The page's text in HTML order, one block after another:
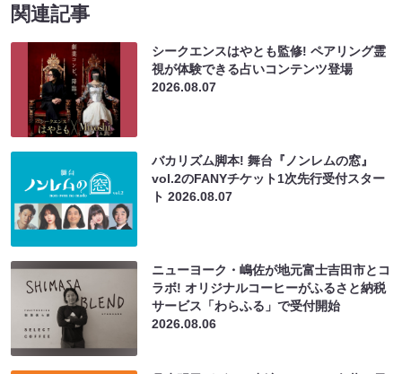
関連記事
シークエンスはやとも監修! ペアリング霊
視が体験できる占いコンテンツ登場
2026.08.07
バカリズム脚本! 舞台『ノンレムの窓』
vol.2のFANYチケット1次先行受付スター
ト2026.08.07
ニューヨーク・嶋佐が地元富士吉田市とコ
ラボ! オリジナルコーヒーがふるさと納税
サービス「わらふる」で受付開始
2026.08.06